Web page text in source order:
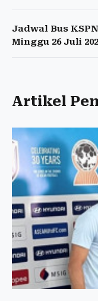
Jadwal Bus
Minggu 26 Juli
Artikel